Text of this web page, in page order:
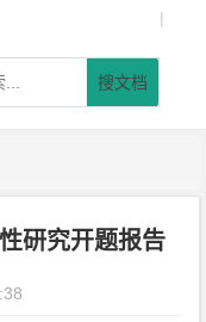
|
搜文档
研究开题报告